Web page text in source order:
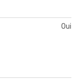
Oui